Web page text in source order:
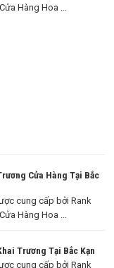
Hàng Hoa ...
Cửa Hàng Tại Bắc
cung cấp bởi Rank
Hàng Hoa ...
Trương Tại Bắc Kạn
cung cấp bởi Rank